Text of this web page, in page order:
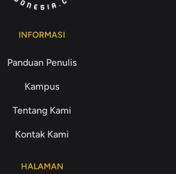
INFORMASI
Panduan Penulis
Kampus
Tentang Kami
Kontak Kami
HALAMAN